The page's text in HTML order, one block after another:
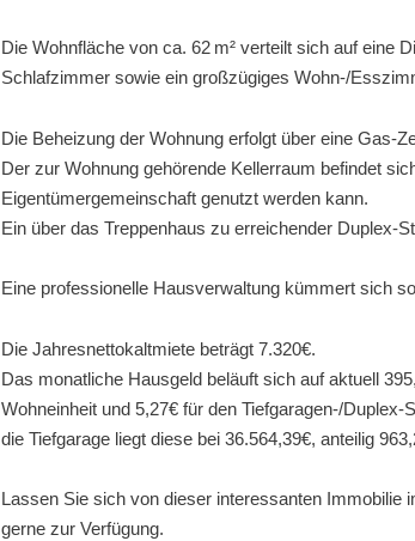
Die Wohnfläche von ca. 62 m² verteilt sich auf eine
Schlafzimmer sowie ein großzügiges Wohn-/
Die Beheizung der Wohnung erfolgt über eine Gas-
Der zur Wohnung gehörende Kellerraum befindet
Eigentümergemeinschaft genutzt werden kann.
Ein über das Treppenhaus zu erreichender Duplex-
Eine professionelle Hausverwaltung kümmert sich
Die Jahresnettokaltmiete beträgt 7.320€.
Das monatliche Hausgeld beläuft sich auf aktuell
Wohneinheit und 5,27€ für den Tiefgaragen-/
die Tiefgarage liegt diese bei 36.564,39€, anteilig
Lassen Sie sich von dieser interessanten Immobilie
gerne zur Verfügung.